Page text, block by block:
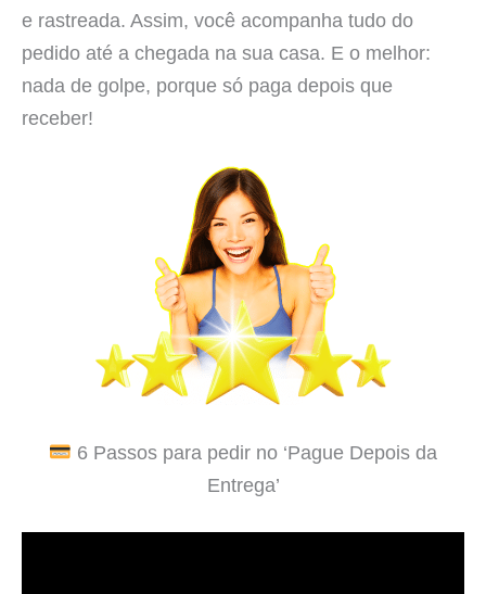
e rastreada. Assim, você acompanha tudo do
pedido até a chegada na sua casa. E o melhor:
nada de golpe, porque só paga depois que
receber!
6 Passos para pedir no ‘Pague Depois da
Entrega’